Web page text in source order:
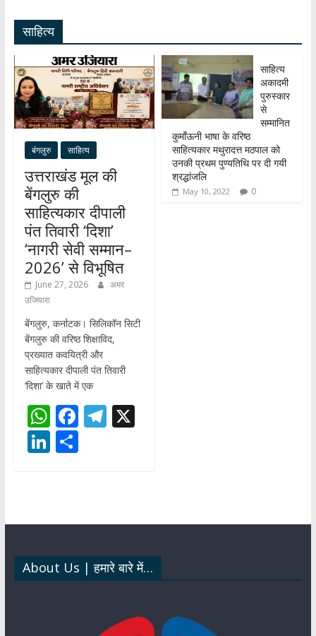
A
p
p
o
k
m
e
dI
n
साहित्य
बंगलुरु साहित्य
उत्तराखंड मूल की
बेंगलुरु की
साहित्यकार दीपाली
पंत तिवारी ‘दिशा’
‘नागरी सेवी सम्मान–
2026’ से विभूषित
June 27, 2026
अमर
उजियारा
बेंगलुरु, कर्नाटक। सिलिकॉन सिटी
बेंगलुरु की वरिष्ठ शिक्षाविद,
प्रख्यात कवयित्री और
साहित्यकार दीपाली पंत तिवारी
‘दिशा’ के खाते में एक
W
h
at
p
p
F
ac
e
o
k
T
m
X
Li
dI
n
S
साहित्य
अकादमी
पुरुस्कार
से
सम्मानित
कुमाँऊनी भाषा के वरिष्ठ
साहित्यकार मथुरादत्त मठपाल को
उनकी प्रथम पुण्यतिथि पर दी गयी
श्रद्धांजलि
May 10, 2022 0
About Us | हमारे बारे में…